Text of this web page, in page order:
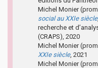
Michel Monier
social au XXIe siècle
recherche et
(CRAPS), 2020
Michel Monier
XXIe siècle, 2021
Michel Monier